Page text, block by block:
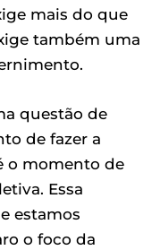
mais do que
também uma
questão de
de fazer a
o momento de
Essa
estamos
o foco da